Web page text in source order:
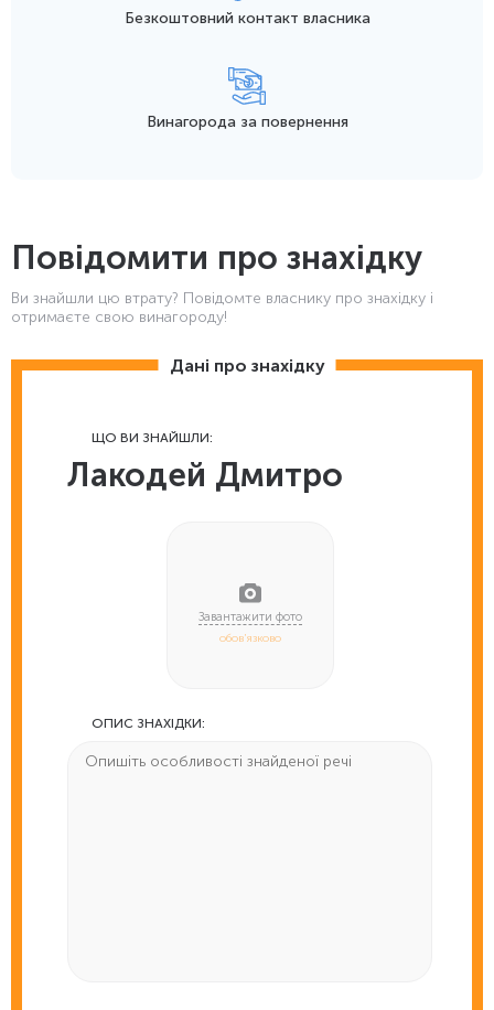
Безкоштовний контакт власника
Винагорода за повернення
Повідомити про знахідку
Ви знайшли цю втрату? Повідомте власнику про знахідку і
отримаєте свою винагороду!
Дані про знахідку
ЩО ВИ ЗНАЙШЛИ:
Лакодей Дмитро
обов'язково
ОПИС ЗНАХІДКИ: